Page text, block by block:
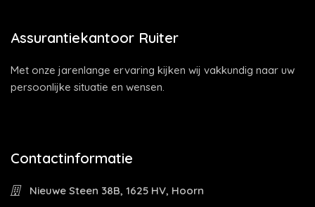
Assurantiekantoor Ruiter
Met onze jarenlange ervaring kijken wij vakkundig naar uw
persoonlijke situatie en wensen.
Contactinformatie
Nieuwe Steen 38B, 1625 HV, Hoorn